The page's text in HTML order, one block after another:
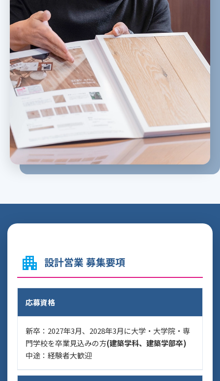
apartment 設計営業 募集要項
応募資格
新卒：2027年3月、2028年3月に大学・大学院・専
門学校を卒業見込みの方(建築学科、建築学部卒)
中途：経験者大歓迎